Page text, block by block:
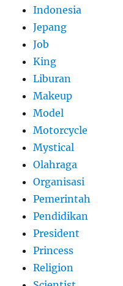
Indonesia
Jepang
Job
King
Liburan
Makeup
Model
Motorcycle
Mystical
Olahraga
Organisasi
Pemerintah
Pendidikan
President
Princess
Religion